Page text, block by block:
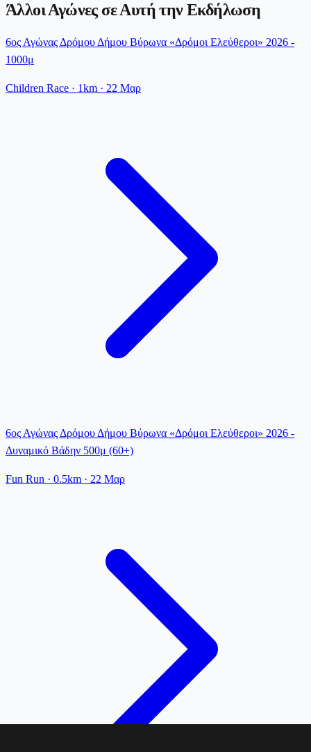
Άλλοι Αγώνες σε Αυτή την Εκδήλωση
6ος Αγώνας Δρόμου Δήμου Βύρωνα «Δρόμοι Ελεύθεροι» 2026 -
1000μ
Children Race · 1km · 22 Μαρ
6ος Αγώνας Δρόμου Δήμου Βύρωνα «Δρόμοι Ελεύθεροι» 2026 -
Δυναμικό Βάδην 500μ (60+)
Fun Run · 0.5km · 22 Μαρ